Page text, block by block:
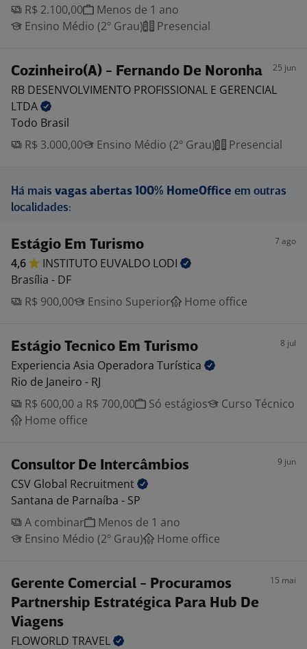
R$ 2.100,00
Menos de 1 ano
Ensino Médio (2º Grau)
Presencial
Cozinheiro(A) - Fernando De Noronha 25 jun
RB DESENVOLVIMENTO PROFISSIONAL E GERENCIAL
LTDA
Todo Brasil
R$ 3.000,00
Ensino Médio (2º Grau) Presencial
Há mais vagas abertas 100% HomeOffice em outras
localidades:
Estágio Em Turismo 7 ago
4,6 INSTITUTO EUVALDO LODI
Brasília - DF
R$ 900,00
Ensino Superior Home office
Estágio Tecnico Em Turismo 8 jul
Experiencia Asia Operadora Turística
Rio de Janeiro - RJ
R$ 600,00 a R$ 700,00
Só estágios
Curso Técnico
Home office
Consultor De Intercâmbios 9 jun
CSV Global Recruitment
Santana de Parnaíba - SP
A combinar
Menos de 1 ano
Ensino Médio (2º Grau)
Home office
Gerente Comercial - Procuramos
Partnership Estratégica Para Hub De
Viagens
15 mai
FLOWORLD TRAVEL